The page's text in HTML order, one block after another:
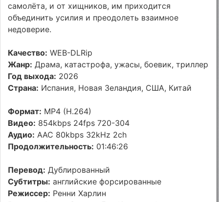
самолёта, и от хищников, им приходится
объединить усилия и преодолеть взаимное
недоверие.
Качество: WEB-DLRip
Жанр: Драма, катастрофа, ужасы, боевик, триллер
Год выхода: 2026
Страна: Испания, Новая Зеландия, США, Китай
Формат: MP4 (H.264)
Видео: 854kbps 24fps 720-304
Аудио: AAC 80kbps 32kHz 2ch
Продолжительность: 01:46:26
Перевод: Дублированный
Субтитры: английские форсированные
Режиссер: Ренни Харлин